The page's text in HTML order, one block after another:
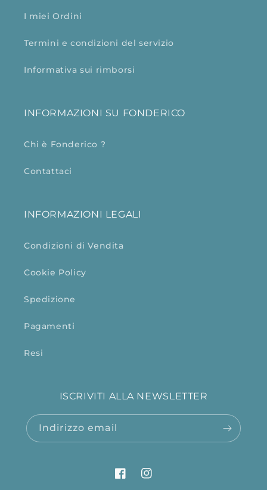
I miei Ordini
Termini e condizioni del servizio
Informativa sui rimborsi
INFORMAZIONI SU FONDERICO
Chi è Fonderico ?
Contattaci
INFORMAZIONI LEGALI
Condizioni di Vendita
Cookie Policy
Spedizione
Pagamenti
Resi
ISCRIVITI ALLA NEWSLETTER
Indirizzo email
FacebookInstagram